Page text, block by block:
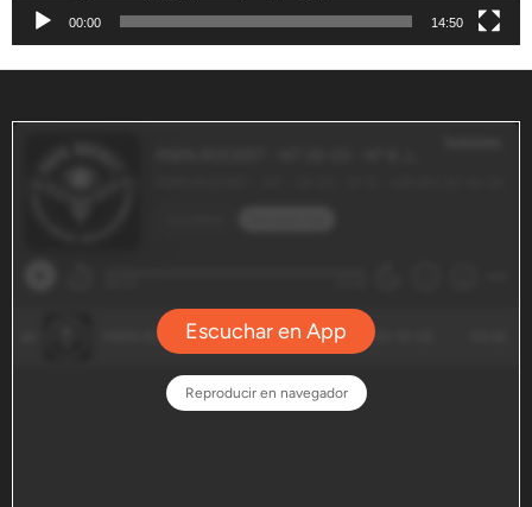
00:00 14:50